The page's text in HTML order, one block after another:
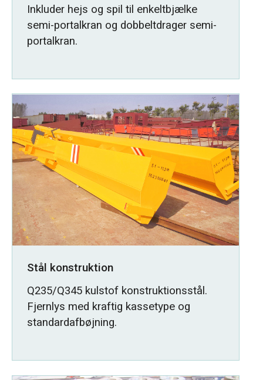
Inkluder hejs og spil til enkeltbjælke
semi-portalkran og dobbeltdrager semi-
portalkran.
Stål konstruktion
Q235/Q345 kulstof konstruktionsstål.
Fjernlys med kraftig kassetype og
standardafbøjning.